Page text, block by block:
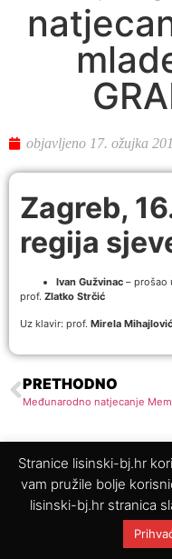
objavljeno 17. ožujka
Zagreb,
regija
Ivan Gužvinac – prošao
prof. Zlatko Strčić
Uz klavir: prof. Mirela Mihajlović
PRETHODNO
© 2025. Glazbena
Stranice lisinski-bj.hr
vam pružile bolje
lisinski-bj.hr stranica